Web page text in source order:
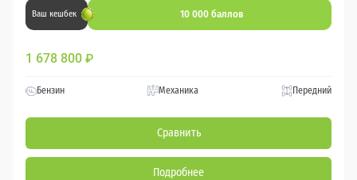
Ваш кешбек 10 000 баллов
1 678 800 ₽
Бензин Механика Передний
Сравнить
Подробнее